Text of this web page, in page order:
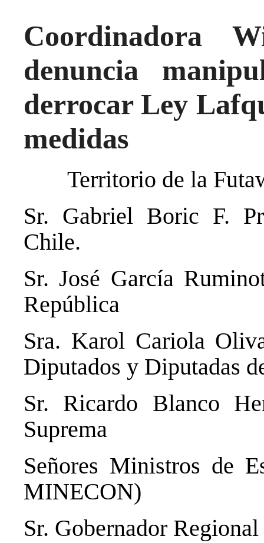
Coordinadora
denuncia
derrocar Ley
medidas
Territorio de la
Sr. Gabriel Boric F.
Chile.
Sr. José García
República
Sra. Karol Cariola
Diputados y Diputadas
Sr. Ricardo Blanco
Suprema
Señores Ministros de
MINECON)
Sr. Gobernador